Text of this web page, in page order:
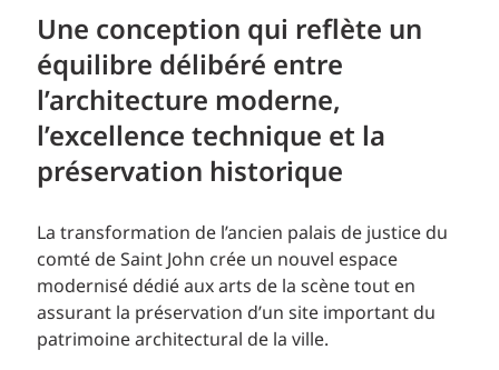
Une conception qui reflète un
équilibre délibéré entre
l’architecture moderne,
l’excellence technique et la
préservation historique
La transformation de l’ancien palais de justice du
comté de Saint John crée un nouvel espace
modernisé dédié aux arts de la scène tout en
assurant la préservation d’un site important du
patrimoine architectural de la ville.